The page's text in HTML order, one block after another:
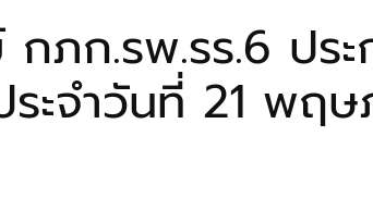
ก.รพ.รร.6 ประ
ระจำวันที่ 21 พ